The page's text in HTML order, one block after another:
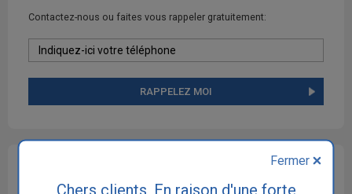
Contactez-nous ou faites vous rappeler gratuitement:
RAPPELEZ MOI
Chers clients, En raison d'une forte
Fermer